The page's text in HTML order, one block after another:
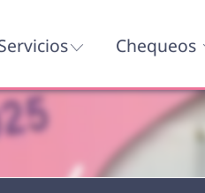
Chequeos